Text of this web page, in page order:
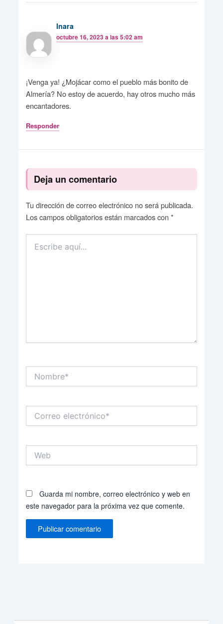
Inara
octubre 16, 2023 a las 5:02 am
¡Venga ya! ¿Mojácar como el pueblo más bonito de
Almería? No estoy de acuerdo, hay otros mucho más
encantadores.
Responder
Deja un comentario
Tu dirección de correo electrónico no será publicada.
Los campos obligatorios están marcados con *
aquí...
electrónico*
Web
Guarda mi nombre, correo electrónico y web en
este navegador para la próxima vez que comente.